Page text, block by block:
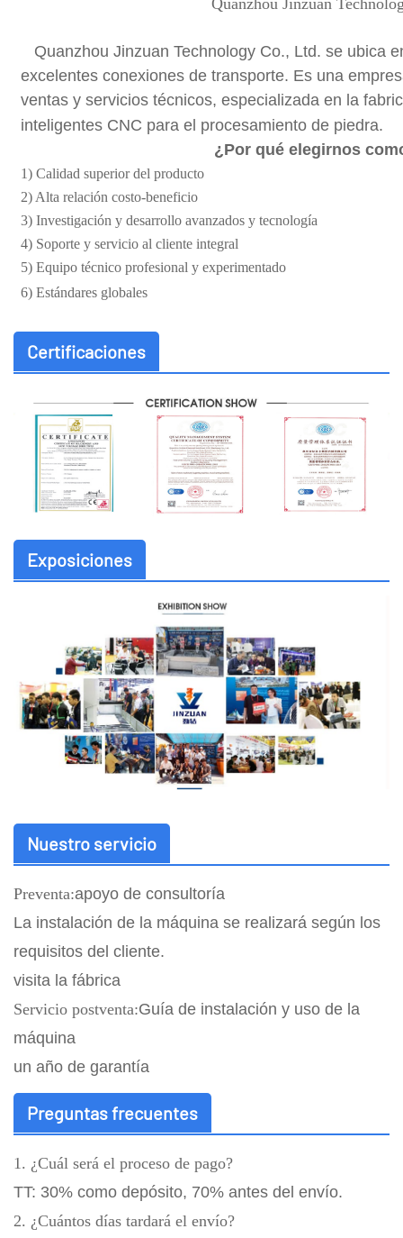
Quanzhou Jinzuan Technology Co., Ltd. se ubica
excelentes conexiones de transporte. Es una
ventas y servicios técnicos, especializada en la
inteligentes CNC para el procesamiento de piedra.
¿Por qué elegirnos
1) Calidad superior del producto
2) Alta relación costo-beneficio
3) Investigación y desarrollo avanzados y tecnología
4) Soporte y servicio al cliente integral
5) Equipo técnico profesional y experimentado
6) Estándares globales
Certificaciones
Exposiciones
Nuestro servicio
Preventa:apoyo de consultoría
La instalación de la máquina se realizará según los
requisitos del cliente.
visita la fábrica
Servicio postventa:Guía de instalación y uso de la
máquina
un año de garantía
Preguntas frecuentes
1. ¿Cuál será el proceso de pago?
TT: 30% como depósito, 70% antes del envío.
2. ¿Cuántos días tardará el envío?